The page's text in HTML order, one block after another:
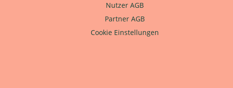
Nutzer AGB
Partner AGB
Cookie Einstellungen